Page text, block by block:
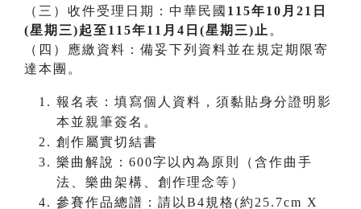
（三）收件受理日期：中華民國 115年10月21日
(星期三)起至115年11月4日(星期三)止 。
（四）應繳資料：備妥下列資料並在規定期限寄
達本團。
報名表：填寫個人資料，須黏貼身分證明影
本並親筆簽名。
創作屬實切結書
樂曲解說：600字以內為原則（含作曲手
法、樂曲架構、創作理念等）
參賽作品總譜：請以B4規格(約25.7cm X